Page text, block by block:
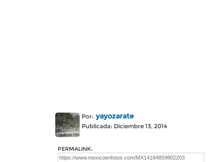
Por: yayozarate
Publicada: Diciembre 13, 2014
PERMALINK: